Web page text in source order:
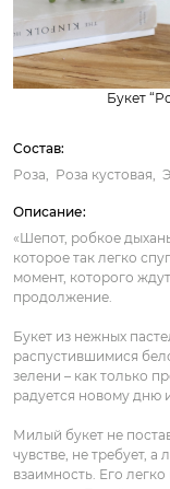
Букет
Состав:
Роза
Роза кустовая
Описание:
«Шепот, робкое
которое так легко
момент, которого
продолжение.
Букет из нежных
распустившимися
зелени – как только
радуется новому дню
Милый букет не
чувстве, не требует,
взаимность. Его